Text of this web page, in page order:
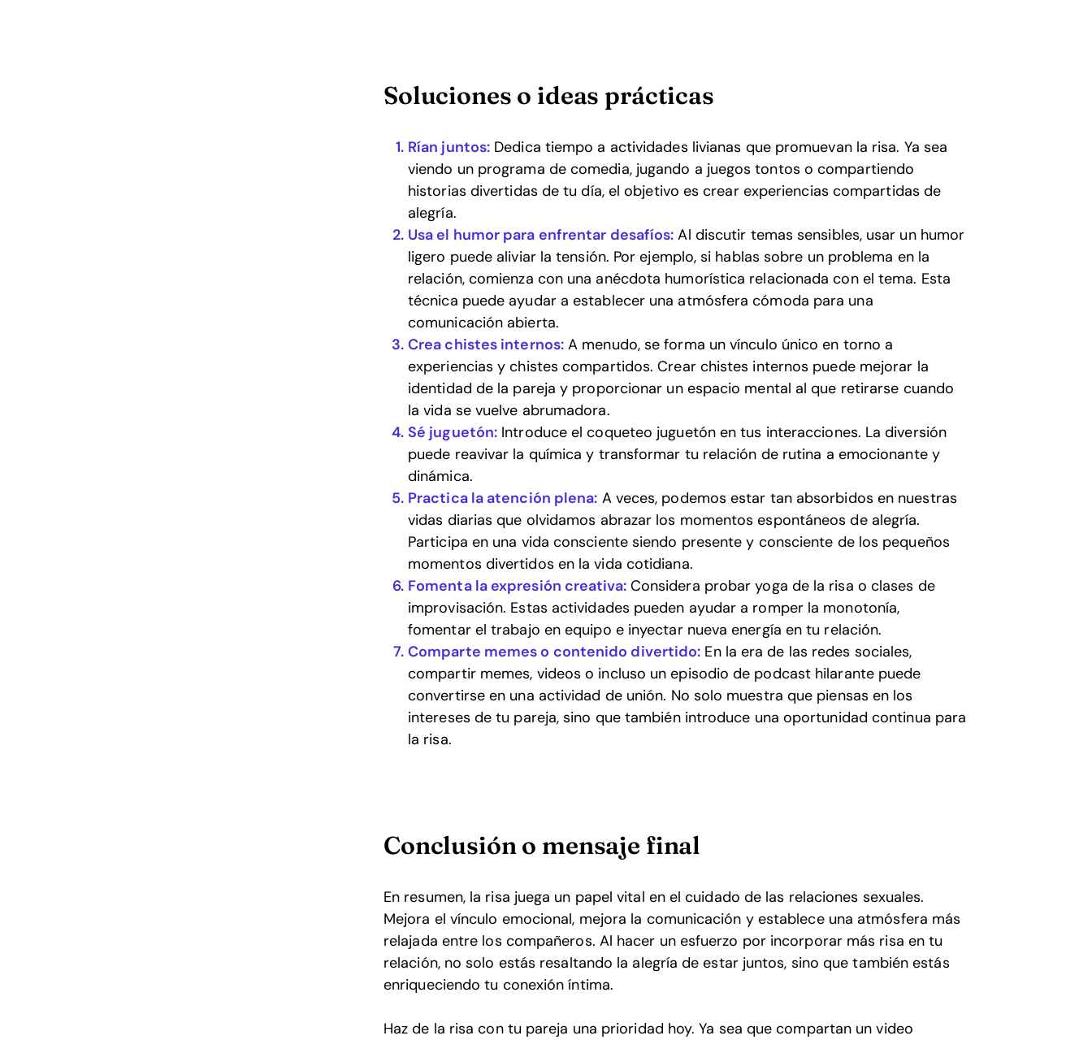
Soluciones o ideas prácticas
Rían juntos: Dedica tiempo a actividades livianas que promuevan la risa. Ya sea
viendo un programa de comedia, jugando a juegos tontos o compartiendo
historias divertidas de tu día, el objetivo es crear experiencias compartidas de
alegría.
Usa el humor para enfrentar desafíos: Al discutir temas sensibles, usar un humor
ligero puede aliviar la tensión. Por ejemplo, si hablas sobre un problema en la
relación, comienza con una anécdota humorística relacionada con el tema. Esta
técnica puede ayudar a establecer una atmósfera cómoda para una
comunicación abierta.
Crea chistes internos:A menudo, se forma un vínculo único en torno a
experiencias y chistes compartidos. Crear chistes internos puede mejorar la
identidad de la pareja y proporcionar un espacio mental al que retirarse cuando
la vida se vuelve abrumadora.
Sé juguetón: Introduce el coqueteo juguetón en tus interacciones. La diversión
puede reavivar la química y transformar tu relación de rutina a emocionante y
dinámica.
Practica la atención plena: A veces, podemos estar tan absorbidos en nuestras
vidas diarias que olvidamos abrazar los momentos espontáneos de alegría.
Participa en una vida consciente siendo presente y consciente de los pequeños
momentos divertidos en la vida cotidiana.
Fomenta la expresión creativa:Considera probar yoga de la risa o clases de
improvisación. Estas actividades pueden ayudar a romper la monotonía,
fomentar el trabajo en equipo e inyectar nueva energía en tu relación.
Comparte memes o contenido divertido: En la era de las redes sociales,
compartir memes, videos o incluso un episodio de podcast hilarante puede
convertirse en una actividad de unión. No solo muestra que piensas en los
intereses de tu pareja, sino que también introduce una oportunidad continua para
la risa.
Conclusión o mensaje final
En resumen, la risa juega un papel vital en el cuidado de las relaciones sexuales.
Mejora el vínculo emocional, mejora la comunicación y establece una atmósfera más
relajada entre los compañeros. Al hacer un esfuerzo por incorporar más risa en tu
relación, no solo estás resaltando la alegría de estar juntos, sino que también estás
enriqueciendo tu conexión íntima.
Haz de la risa con tu pareja una prioridad hoy. Ya sea que compartan un video